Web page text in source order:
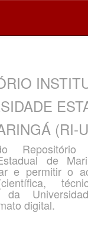
(RI-
Repositório
de
e permitir o
da
digital.